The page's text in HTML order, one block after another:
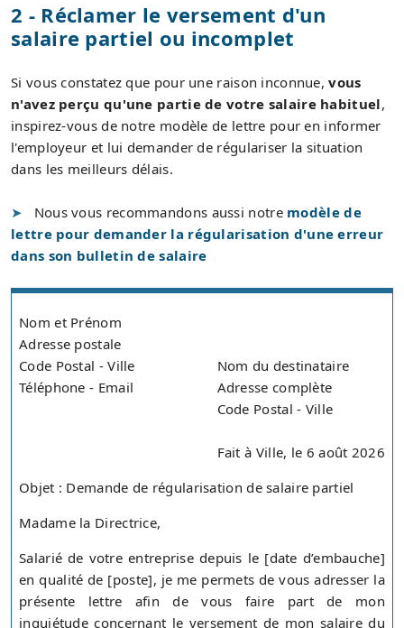
2 - Réclamer le versement d'un
salaire partiel ou incomplet
Si vous constatez que pour une raison inconnue,vous
n'avez perçu qu'une partie de votre salaire habituel,
inspirez-vous de notre modèle de lettre pour en informer
l'employeur et lui demander de régulariser la situation
dans les meilleurs délais.
Nous vous recommandons aussi notre modèle de
lettre pour demander la régularisation d'une erreur
dans son bulletin de salaire
Nom et Prénom
Adresse postale
Code Postal - Ville
Téléphone - Email
Nom du destinataire
Adresse complète
Code Postal - Ville
Fait à Ville, le 6 août 2026
Objet : Demande de régularisation de salaire partiel
Madame la Directrice,
Salarié de votre entreprise depuis le [date d’embauche]
en qualité de [poste], je me permets de vous adresser la
présente lettre afin de vous faire part de mon
inquiétude concernant le versement de mon salaire du